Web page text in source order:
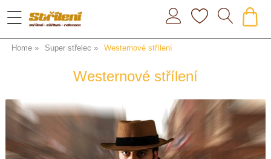
Home Super střelec Westernové střílení
Westernové střílení